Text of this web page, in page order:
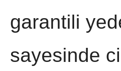
garantili
sayesinde